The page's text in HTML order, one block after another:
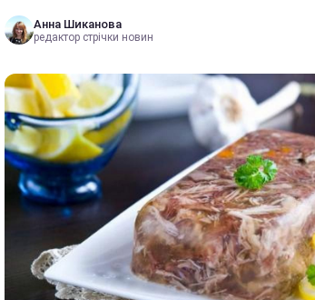
Анна Шиканова
редактор стрічки новин